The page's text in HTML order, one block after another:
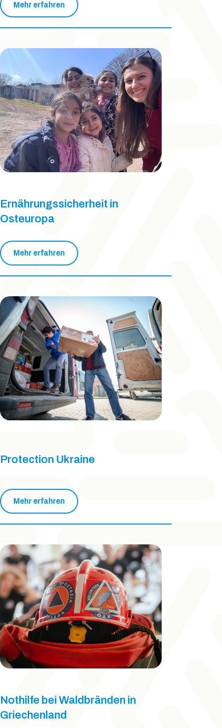
Mehr erfahren
Ernährungssicherheit in
Osteuropa
Mehr erfahren
Protection Ukraine
Mehr erfahren
Nothilfe bei Waldbränden in
Griechenland